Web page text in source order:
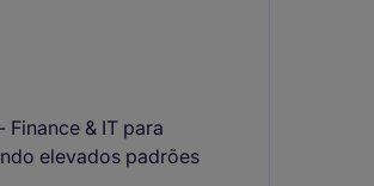
& IT para
elevados padrões